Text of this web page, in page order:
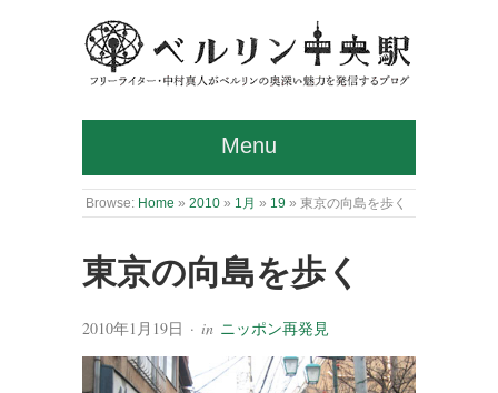
Menu
Browse: Home » 2010 » 1月 » 19 » 東京の向島を歩く
東京の向島を歩く
2010年1月19日 · in ニッポン再発見